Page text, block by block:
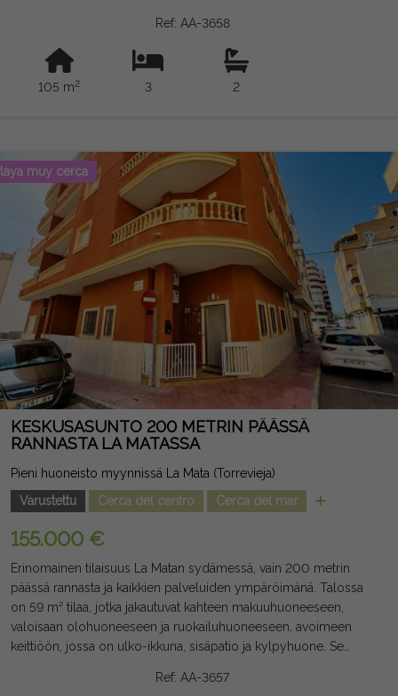
Kiinteistössä on ilmastointi olohuoneessa ja kattotuulettimet
makuuhuoneissa. Sen suuri terassi, josta avautuu miellyttävä
merinäkymä. Se myydään täysin remontoituna, uutena,
kalustettuna ja varusteltuna, valmiina muuttoon, kuten
Ref: AA-3658
105 m2 3 2
muy cerca
KESKUSASUNTO 200 METRIN PÄÄSSÄ
RANNASTA LA MATASSA
Pieni huoneisto myynnissä La Mata (Torrevieja)
Varustettu
Cerca del centro Cerca del mar
155.000 €
Erinomainen tilaisuus La Matan sydämessä, vain 200 metrin
päässä rannasta ja kaikkien palveluiden ympäröimänä. Talossa
on 59 m² tilaa, jotka jakautuvat kahteen makuuhuoneeseen,
valoisaan olohuoneeseen ja ruokailuhuoneeseen, avoimeen
keittiöön, jossa on ulko-ikkuna, sisäpatio ja kylpyhuone. Se
lähtien nautittavaksi. Sen luoteissuuntaus tarjoaa mukavuutta ja
Ref: AA-3657